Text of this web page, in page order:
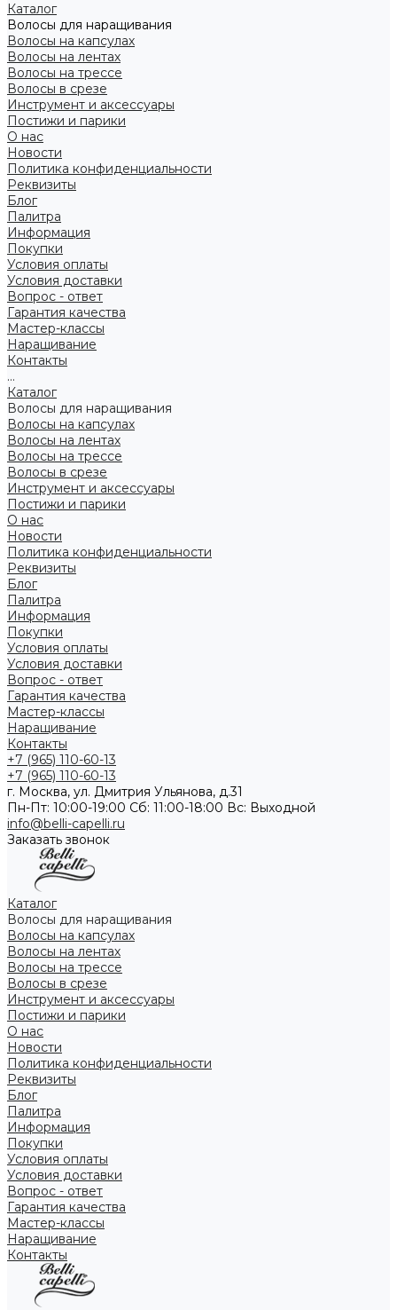
Каталог
Волосы для наращивания
Волосы на капсулах
Волосы на лентах
Волосы на трессе
Волосы в срезе
Инструмент и аксессуары
Постижи и парики
О нас
Новости
Политика конфиденциальности
Реквизиты
Блог
Палитра
Информация
Покупки
Условия оплаты
Условия доставки
Вопрос - ответ
Гарантия качества
Мастер-классы
Наращивание
Контакты
...
Каталог
Волосы для наращивания
Волосы на капсулах
Волосы на лентах
Волосы на трессе
Волосы в срезе
Инструмент и аксессуары
Постижи и парики
О нас
Новости
Политика конфиденциальности
Реквизиты
Блог
Палитра
Информация
Покупки
Условия оплаты
Условия доставки
Вопрос - ответ
Гарантия качества
Мастер-классы
Наращивание
Контакты
+7 (965) 110-60-13
+7 (965) 110-60-13
г. Москва, ул. Дмитрия Ульянова, д.31
Пн-Пт: 10:00-19:00 Cб: 11:00-18:00 Вс: Выходной
info@belli-capelli.ru
Заказать звонок
Каталог
Волосы для наращивания
Волосы на капсулах
Волосы на лентах
Волосы на трессе
Волосы в срезе
Инструмент и аксессуары
Постижи и парики
О нас
Новости
Политика конфиденциальности
Реквизиты
Блог
Палитра
Информация
Покупки
Условия оплаты
Условия доставки
Вопрос - ответ
Гарантия качества
Мастер-классы
Наращивание
Контакты